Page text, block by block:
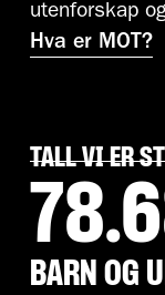
utenforskap
Hva er MOT?
TALL VI ER
BARN OG